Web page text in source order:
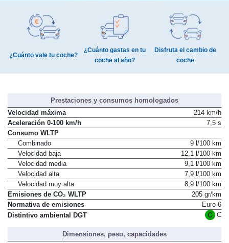
¿Cuánto gastas en tu
Disfruta el cambio de
Prestaciones y consumos homologados
Velocidad máxima
214 km/h
Aceleración 0-100 km/h
Consumo WLTP
Combinado
9 l/100 km
Velocidad baja
12,1 l/100 km
Velocidad media
9,1 l/100 km
Velocidad alta
7,9 l/100 km
Velocidad muy alta
8,9 l/100 km
Emisiones de CO₂ WLTP
205 gr/km
Normativa de emisiones
Euro 6